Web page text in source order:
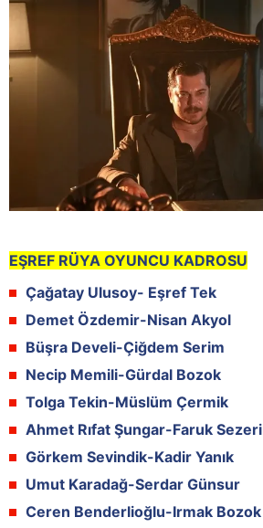
EŞREF RÜYA OYUNCU KADROSU
Çağatay Ulusoy- Eşref Tek
Demet Özdemir-Nisan Akyol
Büşra Develi-Çiğdem Serim
Necip Memili-Gürdal Bozok
Tolga Tekin-Müslüm Çermik
Ahmet Rıfat Şungar-Faruk Sezeri
Görkem Sevindik-Kadir Yanık
Umut Karadağ-Serdar Günsur
Ceren Benderlioğlu-Irmak Bozok